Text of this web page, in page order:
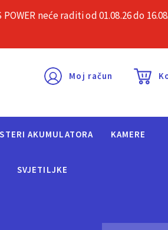
O nama Česta pitanja
Moj račun
AKUMULATORA KAMERE
SVJETILJKE
neće raditi od 01.08.26 do